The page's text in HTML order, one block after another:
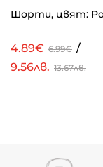
Шорти, цвят:
4.89€ 6.99€ /
9.56лв. 13.67лв.